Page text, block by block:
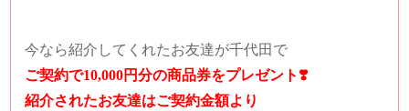
今なら紹介してくれたお友達が千代田で
ご契約で10,000円分の商品券をプレゼント❣️
紹介されたお友達はご契約金額より